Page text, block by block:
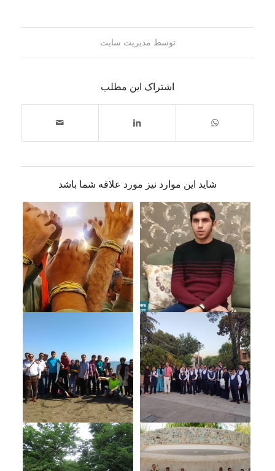
توسط مدیریت سایت
اشتراک این مطلب
شاید این موارد نیز مورد علاقه شما باشد